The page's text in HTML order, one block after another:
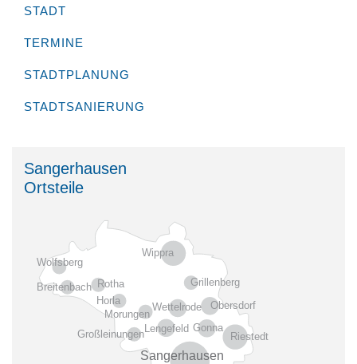
STADT
TERMINE
STADTPLANUNG
STADTSANIERUNG
Sangerhausen
Ortsteile
Riestedt
Gonna
Obersdorf
Grillenberg
Wippra
Wolfsberg
Rotha
Breitenbach
Horla
Morungen
Wettelrode
Lengefeld
Großleinungen
Sangerhausen